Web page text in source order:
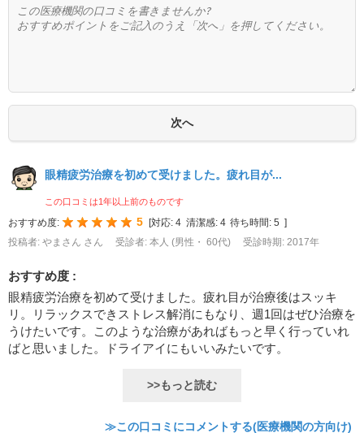
眼精疲労治療を初めて受けました。疲れ目が...
この口コミは1年以上前のものです
おすすめ度: 5 [対応: 4 清潔感: 4 待ち時間: 5 ]
投稿者: やまさん さん
受診者: 本人 (男性・ 60代) 受診時期: 2017年
おすすめ度 :
眼精疲労治療を初めて受けました。疲れ目が治療後はスッキ
リ。リラックスできストレス解消にもなり、週1回はぜひ治療を
うけたいです。このような治療があればもっと早く行っていれ
ばと思いました。ドライアイにもいいみたいです。
>>もっと読む
≫この口コミにコメントする(医療機関の方向け)